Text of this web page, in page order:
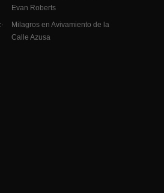
Evan Roberts
Milagros en Avivamiento de la
Calle Azusa